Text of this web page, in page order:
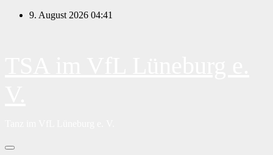
Zum
9. August 2026 04:41